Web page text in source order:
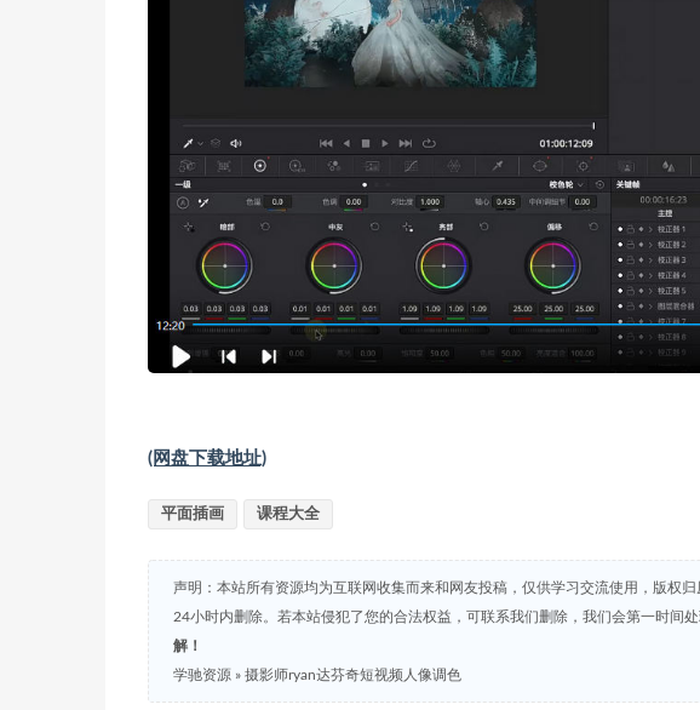
(网盘下载地址)
平面插画 课程大全
声明：本站所有资源均为互联网收集而来和网友投稿，仅供学习交流使用，版权
24小时内删除。若本站侵犯了您的合法权益，可联系我们删除，我们会第一时间
解！
学驰资源 » 摄影师ryan达芬奇短视频人像调色